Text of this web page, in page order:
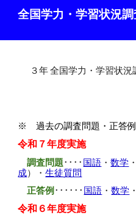
全国学力・学習状況調
３年 全国学力・学習状況
※ 過去の調査問題・正答
令和 ７年度実施
調査問題････ 国語 ・数学
成） ・生徒質問
正答例･･････ 国語 ・数学
令和 ６年度実施